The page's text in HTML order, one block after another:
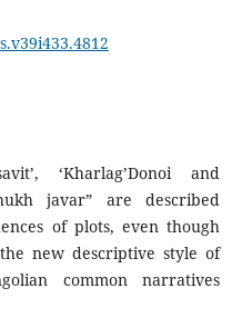
‘Kharlag’Donoi and
javar” are described
of plots, even though
new descriptive style of
common narratives